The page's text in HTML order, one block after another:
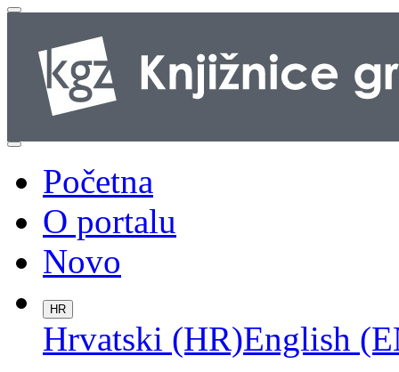
Početna
O portalu
Novo
HR
Hrvatski (HR)English